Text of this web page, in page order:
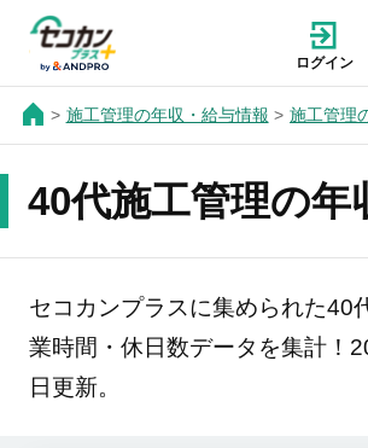
ログイン
施工管理の年収・給与情報 施工管理
40代施工管理の年
セコカンプラスに集められた40
業時間・休日数データを集計！
日更新。